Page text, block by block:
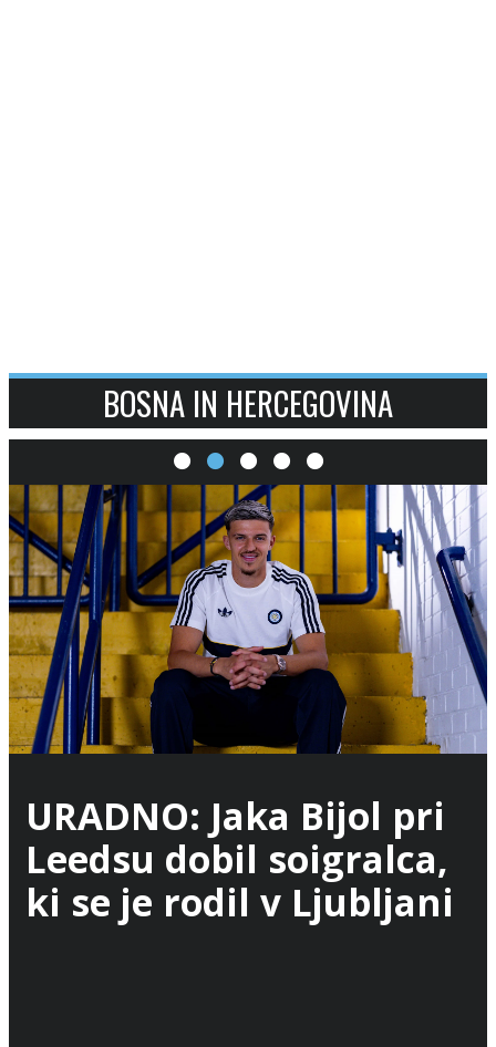
BOSNA IN HERCEGOVINA
URADNO: Jaka Bijol pri
Leedsu dobil soigralca,
ki se je rodil v Ljubljani